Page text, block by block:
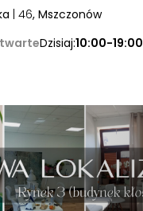
| 46, Mszczonów
Dzisiaj:10:00-19:00